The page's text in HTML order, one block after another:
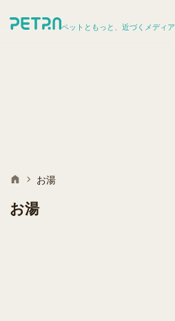
ペットともっと、近づくメディア
お湯
お湯